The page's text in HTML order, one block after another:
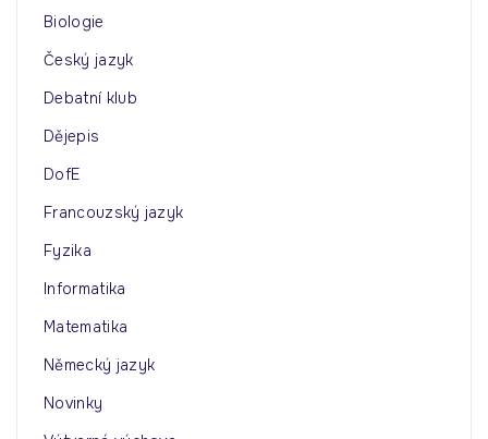
Biologie
Český jazyk
Debatní klub
Dějepis
DofE
Francouzský jazyk
Fyzika
Informatika
Matematika
Německý jazyk
Novinky